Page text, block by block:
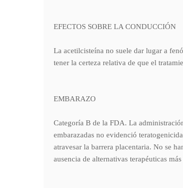
EFECTOS SOBRE LA CONDUCCIÓN
La acetilcisteína no suele dar lugar a
tener la certeza relativa de que el
EMBARAZO
Categoría B de la FDA. La
embarazadas no evidenció
atravesar la barrera placentaria. No se
ausencia de alternativas terapéuticas más